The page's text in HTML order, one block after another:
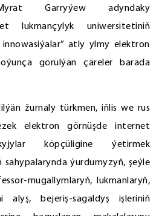
Garryýew adyndaky
lukmançylyk uniwersitetiniň
atly ylmy elektron
görülýän çäreler barada
žurnaly türkmen, iňlis we rus
elektron görnüşde internet
köpçüligine ýetirmek
sahypalarynda ýurdumyzyň, şeýle
mugallymlaryň, lukmanlaryň,
alyş, bejeriş-sagaldyş işleriniň